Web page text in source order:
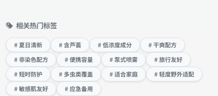
相关热门标签
# 夏日清新 # 含芦荟 # 低浓度成分
# 干爽配方
# 非染色配方
# 便携容量 # 泵式喷雾
# 旅行友好
# 短时防护
# 多虫类覆盖 # 适合家庭
# 轻度野外适配
# 敏感肌友好
# 应急备用